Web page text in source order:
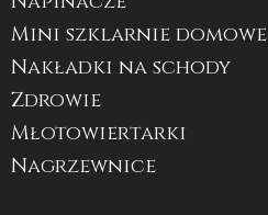
Mini szklarnie domowe
Nakładki na schody
Zdrowie
Młotowiertarki
Nagrzewnice